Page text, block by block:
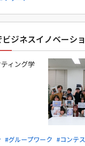
ジネスイノベーシ
ィング学
#グループワーク #コンテ